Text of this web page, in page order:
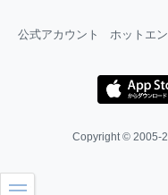
公式アカウント
ホットエ
Copyright © 2005-